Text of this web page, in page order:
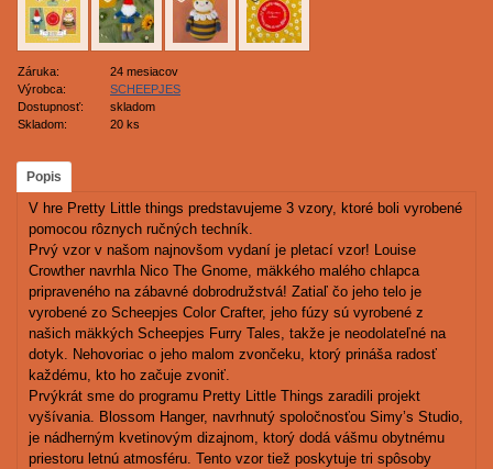
Záruka:
24 mesiacov
Výrobca:
SCHEEPJES
Dostupnosť:
skladom
Skladom:
20 ks
Popis
V hre Pretty Little things predstavujeme 3 vzory, ktoré boli vyrobené
pomocou rôznych ručných techník.
Prvý vzor v našom najnovšom vydaní je pletací vzor! Louise
Crowther navrhla Nico The Gnome, mäkkého malého chlapca
pripraveného na zábavné dobrodružstvá! Zatiaľ čo jeho telo je
vyrobené zo Scheepjes Color Crafter, jeho fúzy sú vyrobené z
našich mäkkých Scheepjes Furry Tales, takže je neodolateľné na
dotyk. Nehovoriac o jeho malom zvončeku, ktorý prináša radosť
každému, kto ho začuje zvoniť.
Prvýkrát sme do programu Pretty Little Things zaradili projekt
vyšívania. Blossom Hanger, navrhnutý spoločnosťou Simy’s Studio,
je nádherným kvetinovým dizajnom, ktorý dodá vášmu obytnému
priestoru letnú atmosféru. Tento vzor tiež poskytuje tri spôsoby